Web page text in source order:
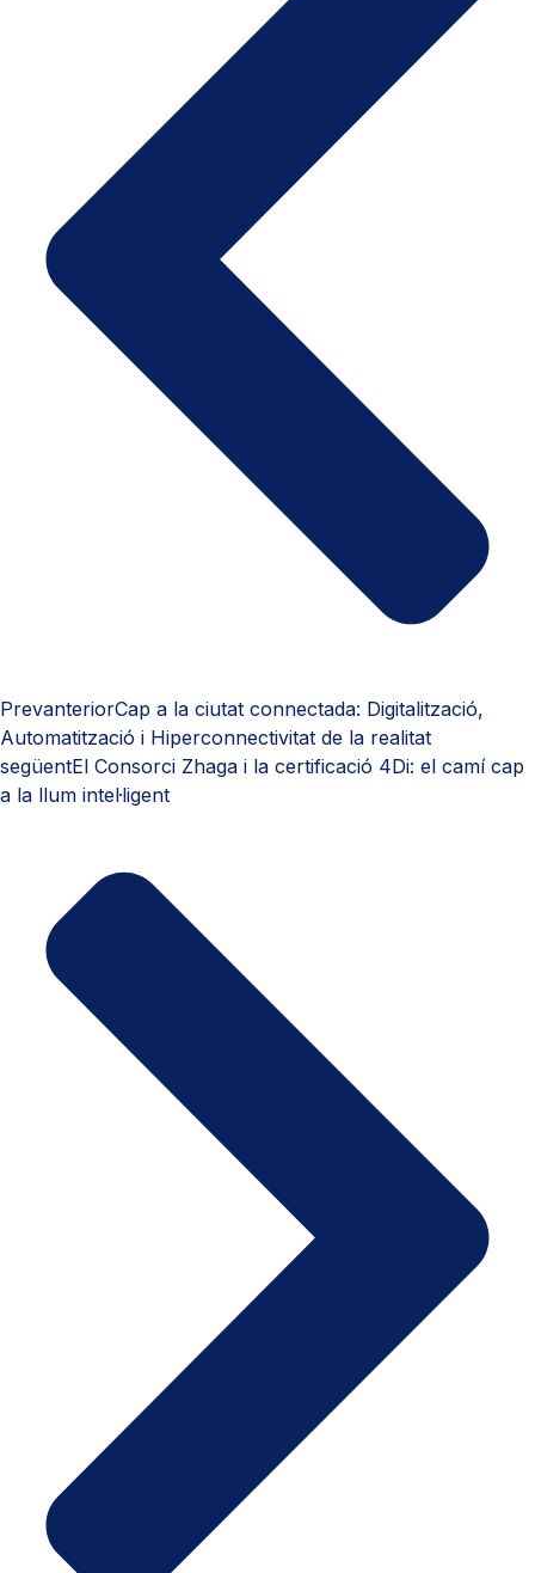
PrevanteriorCap a la ciutat connectada: Digitalització,
Automatització i Hiperconnectivitat de la realitat
següentEl Consorci Zhaga i la certificació 4Di: el camí cap
a la llum intel·ligent